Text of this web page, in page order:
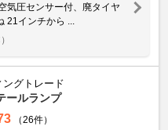
気圧センサー付、廃タイヤ
インチから ...
グトレード
ールランプ
（26件）